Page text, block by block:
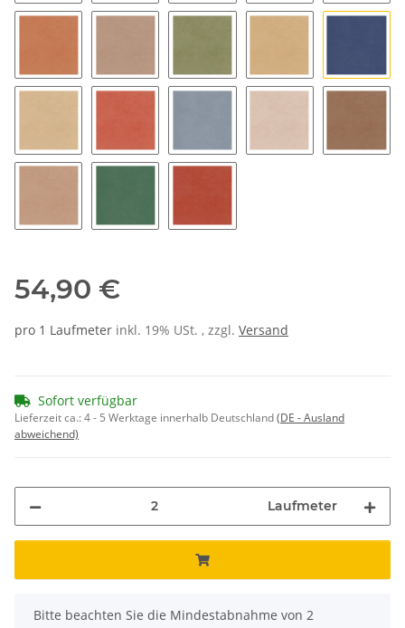
138 140 141 143 144
145 146 147 149 150
152 157 165
54,90 €
pro 1 Laufmeter inkl. 19% USt. , zzgl. Versand
Sofort verfügbar
Lieferzeit ca.:4 - 5 Werktage innerhalb Deutschland(DE - Ausland
abweichend)
Laufmeter
x
Bitte beachten Sie die Mindestabnahme von 2